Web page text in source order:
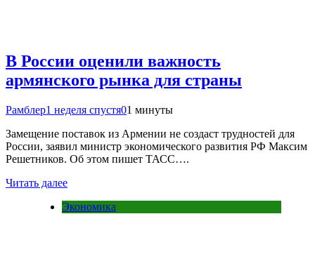
В России оценили важность
армянского рынка для страны
Рамблер1 неделя спустя01 минуты
Замещение поставок из Армении не создаст трудностей для
России, заявил министр экономического развития РФ Максим
Решетников. Об этом пишет ТАСС….
Читать далее
Экономика